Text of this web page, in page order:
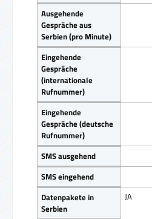
Ausgehende
Gespräche aus
Serbien (pro Minute)
Eingehende
Gespräche
(internationale
Rufnummer)
Eingehende
Gespräche (deutsche
Rufnummer)
SMS ausgehend
SMS eingehend
Datenpakete in
Serbien
JA